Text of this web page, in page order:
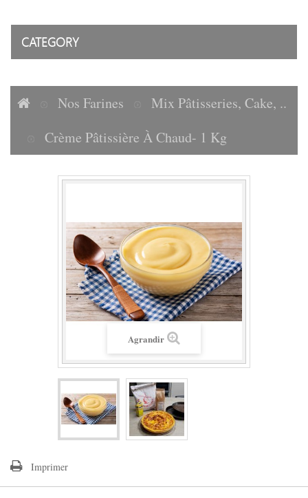
CATEGORY
Nos Farines
Mix Pâtisseries, Cake, ..
Crème Pâtissière À Chaud- 1 Kg
Agrandir
Imprimer